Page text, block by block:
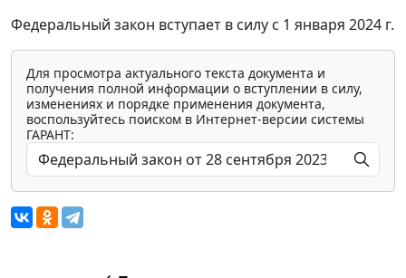
Федеральный закон вступает в силу с 1 января 2024 г.
Для просмотра актуального текста документа и
получения полной информации о вступлении в силу,
изменениях и порядке применения документа,
воспользуйтесь поиском в Интернет-версии системы
ГАРАНТ: